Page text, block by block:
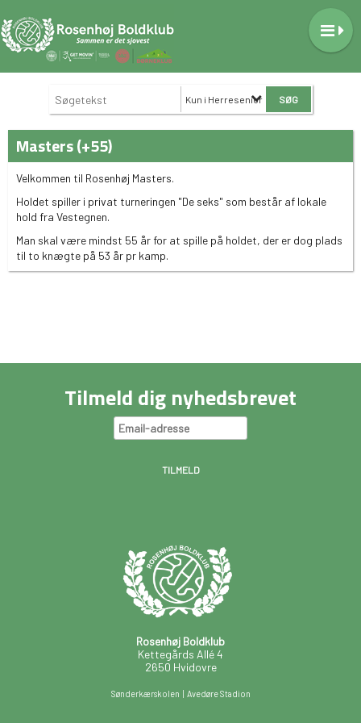
Kun i Herresenior
Masters (+55)
Velkommen til Rosenhøj Masters.
Holdet spiller i privat turneringen "De seks" som består af lokale
hold fra Vestegnen.
Man skal være mindst 55 år for at spille på holdet, der er dog plads
til to knægte på 53 år pr kamp.
Tilmeld dig nyhedsbrevet
Rosenhøj Boldklub
Kettegårds Allé 4
2650 Hvidovre
Sønderkærskolen | Avedøre Stadion